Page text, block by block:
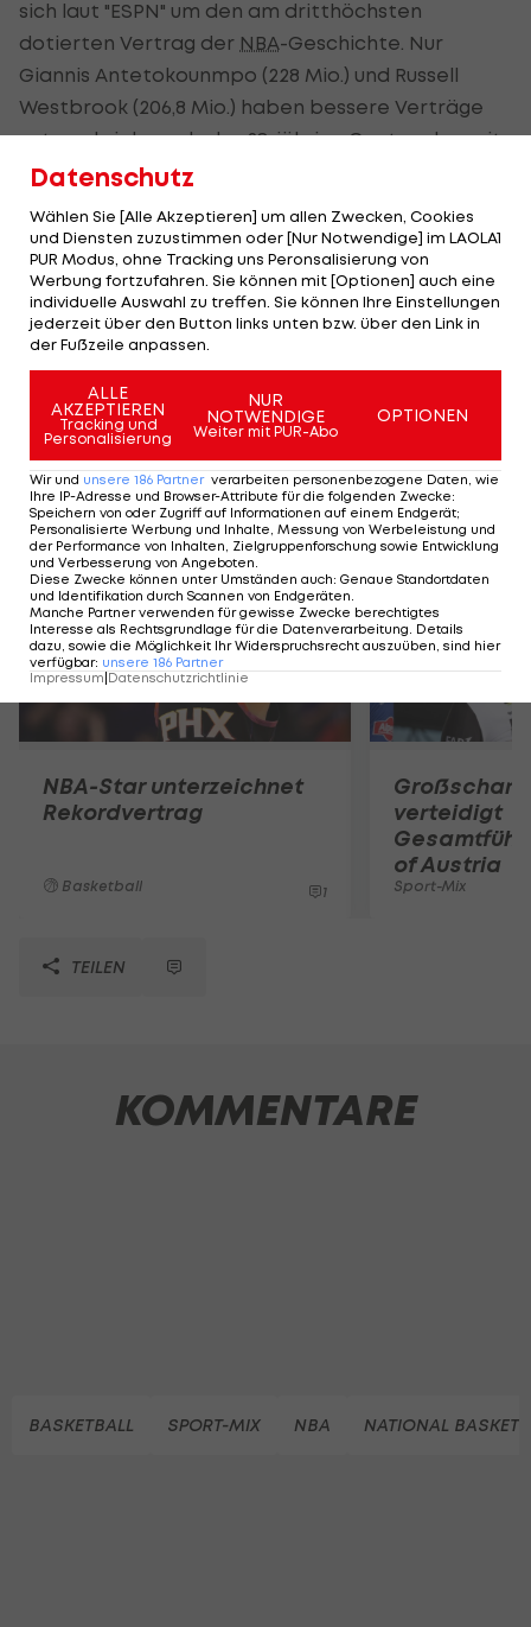
sich laut "ESPN" um den am dritthöchsten
dotierten Vertrag der NBA-Geschichte. Nur
Giannis Antetokounmpo (228 Mio.) und Russell
Westbrook (206,8 Mio.) haben bessere Verträge
unterschrieben als der 28-jährige Center, der seit
2013 in Salt Lake City spielt.
2018 und 2019 war Gobert zum besten
Defensivspieler derNBAgewählt worden.
HIGHLIGHTS: LASK - SK Sturm Graz
Fußball - Frauen-Bundesliga
FC Blau-Weiß Linz
Mehr zum Thema
NBA-Star unterzeichnet
Rekordvertrag
Basketball 1
verteidigt
of Austria
Sport-Mix
TEILEN
KOMMENTARE
BASKETBALL SPORT-MIX NBA NATIONAL
Datenschutz
Wählen Sie [Alle Akzeptieren] um allen Zwecken, Cookies
und Diensten zuzustimmen oder [Nur Notwendige] im LAOLA1
PUR Modus, ohne Tracking uns Peronsalisierung von
Werbung fortzufahren. Sie können mit [Optionen] auch eine
individuelle Auswahl zu treffen. Sie können Ihre Einstellungen
jederzeit über den Button links unten bzw. über den Link in
der Fußzeile anpassen.
ALLE
AKZEPTIEREN
Tracking und
Personalisierung
NUR
NOTWENDIGE
Weiter mit PUR-Abo
OPTIONEN
Wir und unsere 186 Partner verarbeiten personenbezogene Daten, wie
Ihre IP-Adresse und Browser-Attribute für die folgenden Zwecke:
Speichern von oder Zugriff auf Informationen auf einem Endgerät;
Personalisierte Werbung und Inhalte, Messung von Werbeleistung und
der Performance von Inhalten, Zielgruppenforschung sowie Entwicklung
und Verbesserung von Angeboten
Diese Zwecke können unter Umständen auch: Genaue Standortdaten
und Identifikation durch Scannen von Endgeräten
Manche Partner verwenden für gewisse Zwecke berechtigtes
Interesse als Rechtsgrundlage für die Datenverarbeitung. Details
dazu, sowie die Möglichkeit Ihr Widerspruchsrecht auszuüben, sind hier
verfügbar: unsere 186 Partner
Impressum|Datenschutzrichtlinie